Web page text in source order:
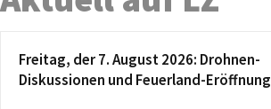
Freitag, der 7. August 2026: Drohnen-
Diskussionen und Feuerland-Eröffnung